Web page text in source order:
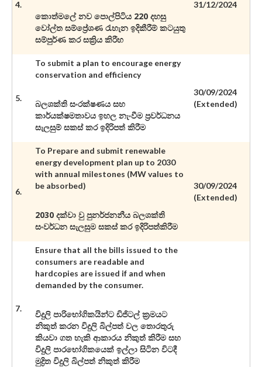
4.
කොත්මලේ නව පොල්පිටිය 220 දහසු
වෝල්ත සම්ප්‍රේශණ රැහැන ඉදිකීරීම් කටයුතු
සම්පුර්ණ කර සක්‍රිය කිරීහ
31/12/2024
5.
To submit a plan to encourage energy
conservation and efficiency
බලශක්ති සංරක්ෂණය සහ
කාර්යක්ෂමතාවය ඉහල නැංවීම ප්‍රවර්ධනය
සැලසුම් සකස් කර ඉදිරිපත් කිරීම
30/09/2024
(Extended)
6.
To Prepare and submit renewable
energy development plan up to 2030
with annual milestones (MW values to
be absorbed)
2030 දක්වා වු පුනර්ජනනීය බලශක්ති
සංවර්ධන සැලසුම සකස් කර ඉදිරිපත්කිරීම
30/09/2024
(Extended)
7.
Ensure that all the bills issued to the
consumers are readable and
hardcopies are issued if and when
demanded by the consumer.
විදුලි පාරිභෝගිකයින්ට ඩිජිටල් ක්‍රමයට
නිකුත් කරන විදුලි බිල්පත් වල තොරතුරු
කියවා ගත හැකි ආකාරය නිකුත් කිරීම සහ
විදුලි පාරභෝගිකයෙක් ඉල්ලා සිටින විටදී
මුද්‍රිත විදුලි බිල්පත් නිකුත් කිරීම